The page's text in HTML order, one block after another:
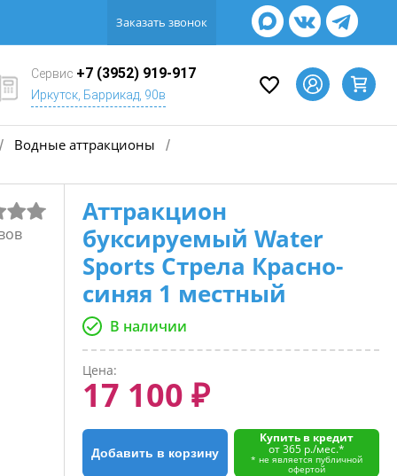
Заказать звонок
Сервис +7 (3952) 919-917
Иркутск, Баррикад, 90в
/ Водные аттракционы /
Аттракцион
буксируемый Water
Sports Стрела Красно-
синяя 1 местный
В наличии
Цена:
17 100 ₽
Добавить в корзину
Купить в кредит
от 365 р./мес.*
* не является публичной
офертой